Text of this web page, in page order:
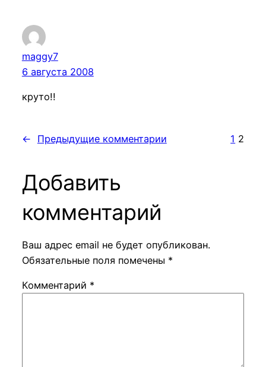
maggy7
6 августа 2008
круто!!
← Предыдущие комментарии 1 2
Добавить
комментарий
Ваш адрес email не будет опубликован.
Обязательные поля помечены *
Комментарий *